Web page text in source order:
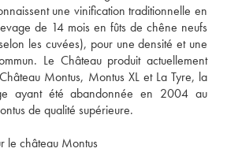
une vinification traditionnelle en
de 14 mois en fûts de chêne neufs
les cuvées), pour une densité et une
Le Château produit actuellement
Montus, Montus XL et La Tyre, la
ayant été abandonnée en 2004 au
de qualité supérieure.
le château Montus